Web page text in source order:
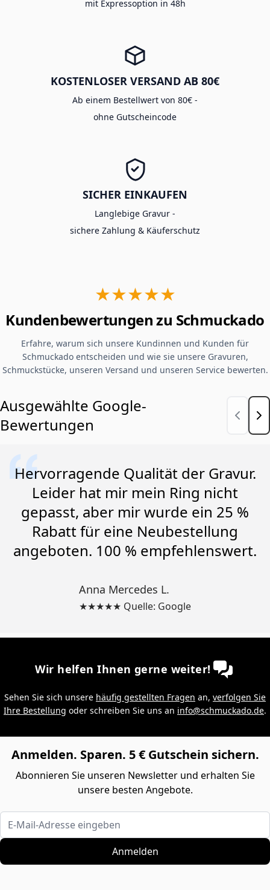
mit Expressoption in 48h
KOSTENLOSER VERSAND AB 80€
Ab einem Bestellwert von 80€ -
ohne Gutscheincode
SICHER EINKAUFEN
Langlebige Gravur -
sichere Zahlung & Käuferschutz
★★★★★
Kundenbewertungen zu Schmuckado
Erfahre, warum sich unsere Kundinnen und Kunden für
Schmuckado entscheiden und wie sie unsere Gravuren,
Schmuckstücke, unseren Versand und unseren Service bewerten.
Ausgewählte Google-
Bewertungen
Hervorragende Qualität der Gravur.
Leider hat mir mein Ring nicht
gepasst, aber mir wurde ein 25 %
Rabatt für eine Neubestellung
angeboten. 100 % empfehlenswert.
Anna Mercedes L.
★★★★★ Quelle: Google
Wir helfen Ihnen gerne weiter!
Sehen Sie sich unsere häufig gestellten Fragen an, verfolgen Sie
Ihre Bestellung oder schreiben Sie uns an info@schmuckado.de.
Anmelden. Sparen. 5 € Gutschein sichern.
Abonnieren Sie unseren Newsletter und erhalten Sie
unsere besten Angebote.
E-Mail-Adresse eingeben
Anmelden